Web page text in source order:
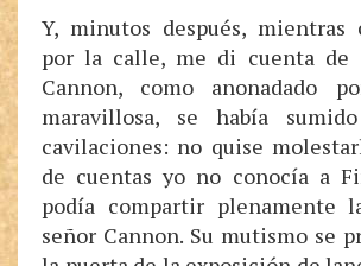
Y, minutos después, mientras
por la calle, me di cuenta de
Cannon, como anonadado
maravillosa, se había
cavilaciones: no quise
de cuentas yo no conocía a
podía compartir plenamente
señor Cannon. Su mutismo se